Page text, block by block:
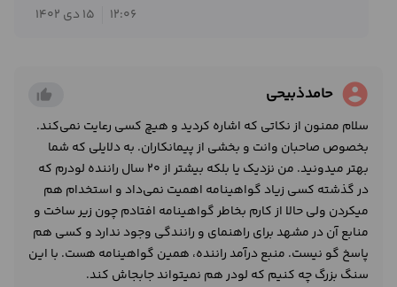
12:06
15 دی 1402
account_circle حامدذبیحی thumb_up_alt
سلام ممنون از نکاتی که اشاره کردید و هیچ کسی رعایت نمی‌کند.
بخصوص صاحبان وانت و بخشی از پیمانکاران. به دلایلی که شما
بهتر میدونید. من نزدیک یا بلکه بیشتر از 20 سال راننده لودرم که
در گذشته کسی زیاد گواهینامه اهمیت نمی‌داد و استخدام هم
میکردن ولی حالا از کارم بخاطر گواهینامه افتادم چون زیر ساخت و
منابع آن در مشهد برای راهنمای و رانندگی وجود ندارد و کسی هم
پاسخ گو نیست. منبع درآمد راننده، همین گواهینامه هست. با این
سنگ بزرگ چه کنیم که لودر هم نمیتواند جابجاش کند.